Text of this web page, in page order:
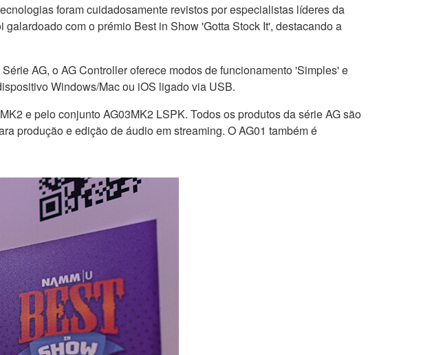
foram cuidadosamente revistos por especialistas líderes da
com o prémio Best in Show 'Gotta Stock It', destacando a
AG, o AG Controller oferece modos de funcionamento 'Simples' e
Windows/Mac ou iOS ligado via USB.
e pelo conjunto AG03MK2 LSPK. Todos os produtos da série AG são
produção e edição de áudio em streaming. O AG01 também é